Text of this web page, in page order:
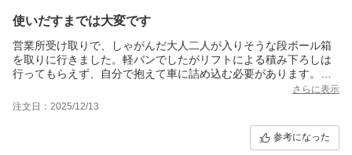
使いだすまでは大変です
営業所受け取りで、しゃがんだ大人二人が入りそうな段ボール箱
を取りに行きました。軽バンでしたがリフトによる積み下ろしは
行ってもらえず、自分で抱えて車に詰め込む必要があります。
組み立ては、マニュアル熟読しながグリース塗りながらゴミ片づ
けながらで4時間ほどかかりました。結構汚れるのであらかじめマ
ニュアルPDFをWEBサイトからダウンロードして用意しておくと
よいかもしれません。他社で販売されている一般的な除雪機が３
０万近くする中、１０万ほどで購入できると考えれば高コスパで
さらに表示
注文日：2025/12/13
参考になった